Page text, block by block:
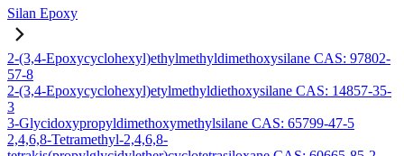
Silan Epoxy
2-(3,4-Epoxycyclohexyl)ethylmethyldimethoxysilane CAS: 97802-
57-8
2-(3,4-Epoxycyclohexyl)etylmethyldiethoxysilane CAS: 14857-35-
3
3-Glycidoxypropyldimethoxymethylsilane CAS: 65799-47-5
2,4,6,8-Tetramethyl-2,4,6,8-